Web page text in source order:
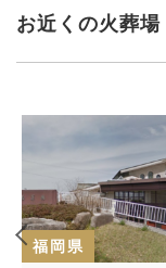
お近くの火葬場
福岡県